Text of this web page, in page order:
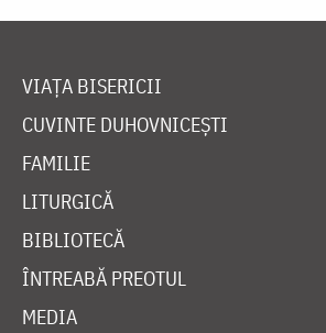
VIAȚA BISERICII
CUVINTE DUHOVNICEȘTI
FAMILIE
LITURGICĂ
BIBLIOTECĂ
ÎNTREABĂ PREOTUL
MEDIA